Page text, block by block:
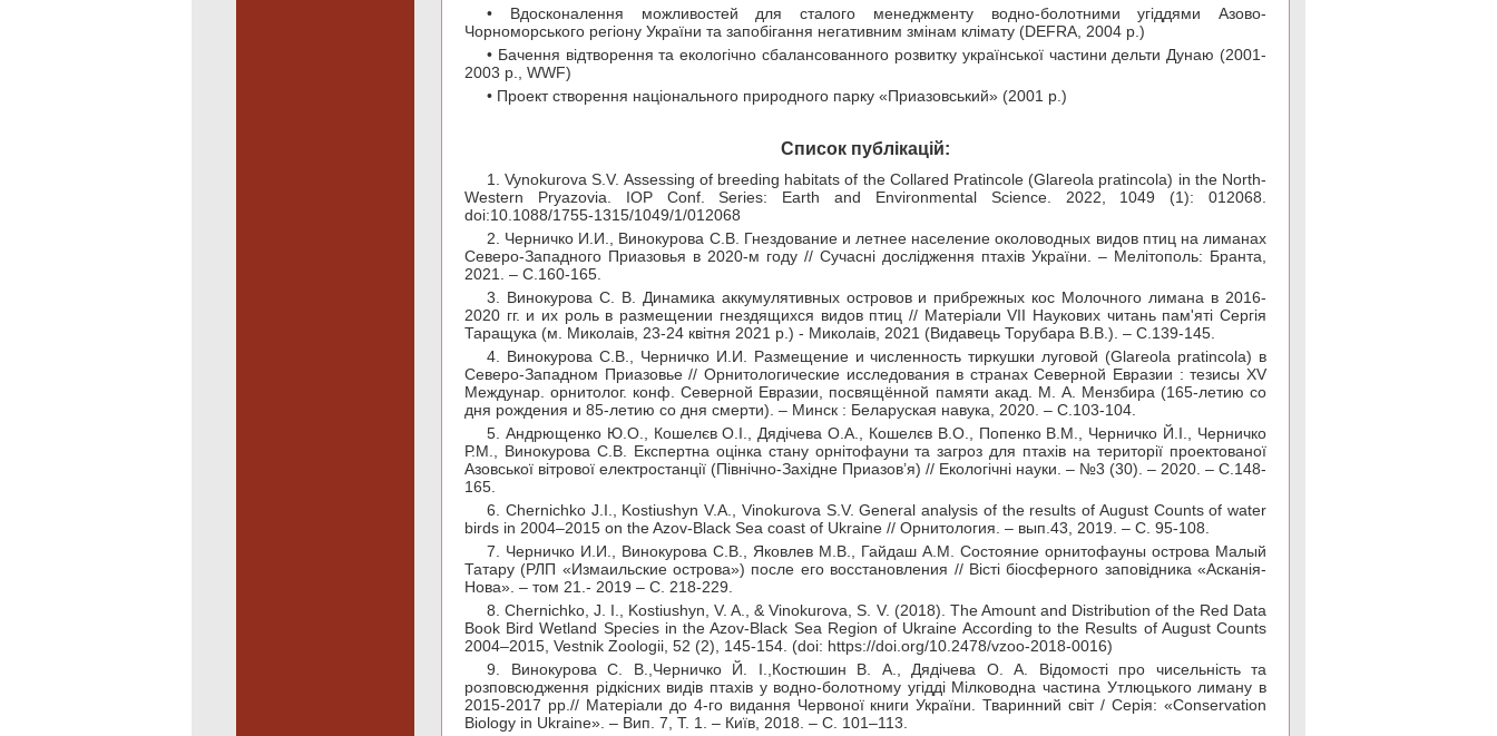
• Вдосконалення можливостей для сталого менеджменту водно-болотними угіддями Азово-
Чорноморського регіону України та запобігання негативним змінам клімату (DEFRA, 2004 р.)
• Бачення відтворення та екологічно сбалансованного розвитку української частини дельти Дунаю (2001-
2003 р., WWF)
• Проект створення національного природного парку «Приазовський» (2001 р.)
Список публікацій:
1. Vynokurova S.V. Assessing of breeding habitats of the Collared Pratincole (Glareola pratincola) in the North-
Western Pryazovia. IOP Conf. Series: Earth and Environmental Science. 2022, 1049 (1): 012068.
doi:10.1088/1755-1315/1049/1/012068
2. Черничко И.И., Винокурова С.В. Гнездование и летнее население околоводных видов птиц на лиманах
Северо-Западного Приазовья в 2020-м году // Сучасні дослідження птахів України. – Мелітополь: Бранта,
2021. – С.160-165.
3. Винокурова С. В. Динамика аккумулятивных островов и прибрежных кос Молочного лимана в 2016-
2020 гг. и их роль в размещении гнездящихся видов птиц // Матерiали VII Наукових читань пам'ятi Сергiя
Таращука (м. Миколаiв, 23-24 квiтня 2021 р.) - Миколаiв, 2021 (Видавець Торубара В.В.). – С.139-145.
4. Винокурова С.В., Черничко И.И. Размещение и численность тиркушки луговой (Glareola pratincola) в
Северо-Западном Приазовье // Орнитологические исследования в странах Северной Евразии : тезисы XV
Междунар. орнитолог. конф. Северной Евразии, посвящённой памяти акад. М. А. Мензбира (165-летию со
дня рождения и 85-летию со дня смерти). – Минск : Беларуская навука, 2020. – С.103-104.
5. Андрющенко Ю.О., Кошелєв О.І., Дядічева О.А., Кошелєв В.О., Попенко В.М., Черничко Й.І., Черничко
Р.М., Винокурова С.В. Експертна оцінка стану орнітофауни та загроз для птахів на території проектованої
Азовської вітрової електростанції (Північно-Західне Приазов’я) // Екологічні науки. – №3 (30). – 2020. – С.148-
165.
6. Chernichko J.I., Kostiushyn V.A., Vinokurova S.V. General analysis of the results of August Counts of water
birds in 2004–2015 on the Azov-Black Sea coast of Ukraine // Орнитология. – вып.43, 2019. – C. 95-108.
7. Черничко И.И., Винокурова С.В., Яковлев М.В., Гайдаш А.М. Состояние орнитофауны острова Малый
Татару (РЛП «Измаильские острова») после его восстановления // Вісті біосферного заповідника «Асканія-
Нова». – том 21.- 2019 – C. 218-229.
8. Chernichko, J. I., Kostiushyn, V. A., & Vinokurova, S. V. (2018). The Amount and Distribution of the Red Data
Book Bird Wetland Species in the Azov-Black Sea Region of Ukraine According to the Results of August Counts
2004–2015, Vestnik Zoologii, 52 (2), 145-154. (doi: https://doi.org/10.2478/vzoo-2018-0016)
9. Винокурова С. В.,Черничко Й. І.,Костюшин В. А., Дядічева О. А. Відомості про чисельність та
розповсюдження рідкісних видів птахів у водно-болотному угідді Мілководна частина Утлюцького лиману в
2015-2017 рр.// Матеріали до 4-го видання Червоної книги України. Тваринний світ / Серія: «Conservation
Biology in Ukraine». – Вип. 7, Т. 1. – Київ, 2018. – С. 101–113.